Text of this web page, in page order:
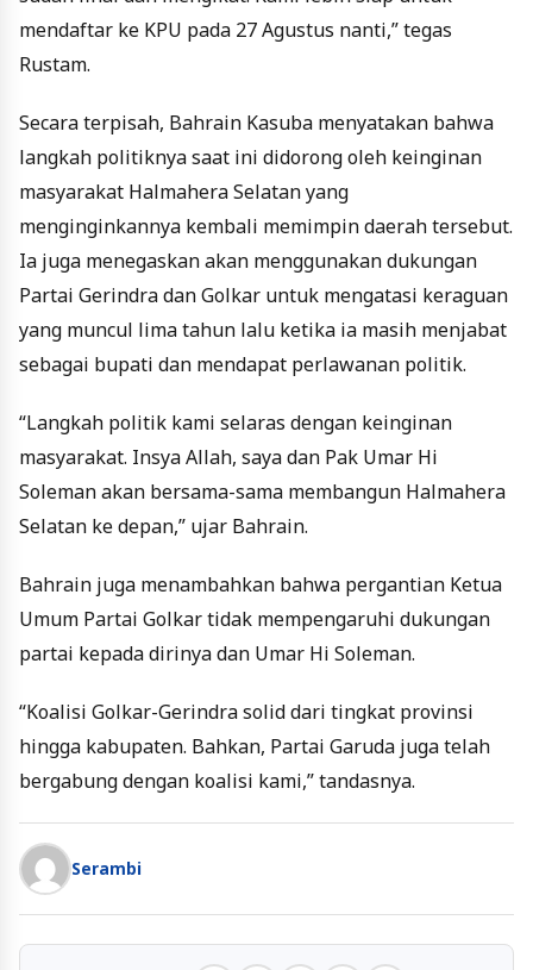
mendaftar ke KPU pada 27 Agustus nanti,” tegas
Rustam.
Secara terpisah, Bahrain Kasuba menyatakan bahwa
langkah politiknya saat ini didorong oleh keinginan
masyarakat Halmahera Selatan yang
menginginkannya kembali memimpin daerah tersebut.
Ia juga menegaskan akan menggunakan dukungan
Partai Gerindra dan Golkar untuk mengatasi keraguan
yang muncul lima tahun lalu ketika ia masih menjabat
sebagai bupati dan mendapat perlawanan politik.
“Langkah politik kami selaras dengan keinginan
masyarakat. Insya Allah, saya dan Pak Umar Hi
Soleman akan bersama-sama membangun Halmahera
Selatan ke depan,” ujar Bahrain.
Bahrain juga menambahkan bahwa pergantian Ketua
Umum Partai Golkar tidak mempengaruhi dukungan
partai kepada dirinya dan Umar Hi Soleman.
“Koalisi Golkar-Gerindra solid dari tingkat provinsi
hingga kabupaten. Bahkan, Partai Garuda juga telah
bergabung dengan koalisi kami,” tandasnya.
Serambi